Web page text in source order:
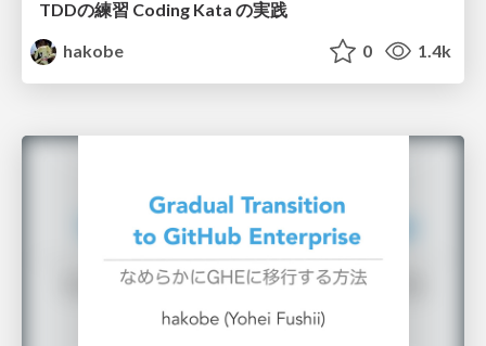
TDDの練習 Coding Kata の実践
hakobe
0 1.4k